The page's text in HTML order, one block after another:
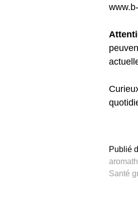
Publié
Santé